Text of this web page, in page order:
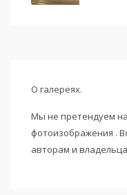
О галереях.
Мы не претендуем
фотоизображения .
авторам и